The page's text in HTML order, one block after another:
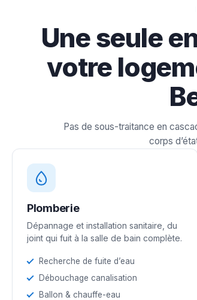
Une seule
votre
Pas de sous-traitance en
corps
Plomberie
Dépannage et installation sanitaire, du
joint qui fuit à la salle de bain complète.
Recherche de fuite d’eau
Débouchage canalisation
Ballon & chauffe-eau